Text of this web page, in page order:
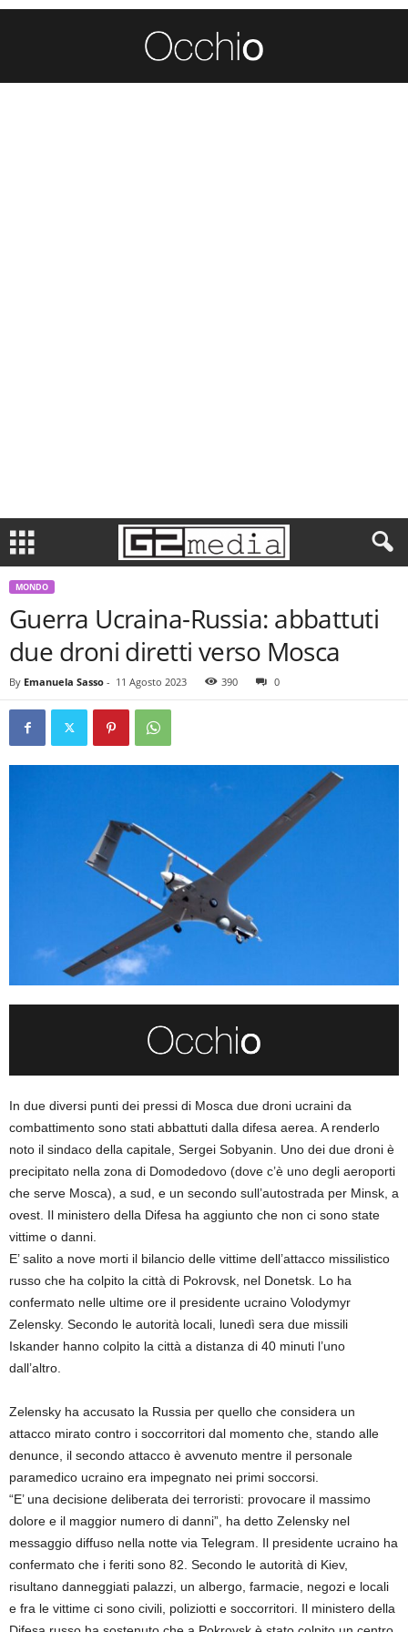
MONDO
Guerra Ucraina-Russia: abbattuti
due droni diretti verso Mosca
By Emanuela Sasso - 11 Agosto 2023 390 0
In due diversi punti dei pressi di Mosca due droni ucraini da
combattimento sono stati abbattuti dalla difesa aerea. A renderlo
noto il sindaco della capitale, Sergei Sobyanin. Uno dei due droni è
precipitato nella zona di Domodedovo (dove c’è uno degli aeroporti
che serve Mosca), a sud, e un secondo sull’autostrada per Minsk, a
ovest. Il ministero della Difesa ha aggiunto che non ci sono state
vittime o danni.
E’ salito a nove morti il bilancio delle vittime dell’attacco missilistico
russo che ha colpito la città di Pokrovsk, nel Donetsk. Lo ha
confermato nelle ultime ore il presidente ucraino Volodymyr
Zelensky. Secondo le autorità locali, lunedì sera due missili
Iskander hanno colpito la città a distanza di 40 minuti l’uno
dall’altro.
Zelensky ha accusato la Russia per quello che considera un
attacco mirato contro i soccorritori dal momento che, stando alle
denunce, il secondo attacco è avvenuto mentre il personale
paramedico ucraino era impegnato nei primi soccorsi.
“E’ una decisione deliberata dei terroristi: provocare il massimo
dolore e il maggior numero di danni”, ha detto Zelensky nel
messaggio diffuso nella notte via Telegram. Il presidente ucraino ha
confermato che i feriti sono 82. Secondo le autorità di Kiev,
risultano danneggiati palazzi, un albergo, farmacie, negozi e locali
e fra le vittime ci sono civili, poliziotti e soccorritori. Il ministero della